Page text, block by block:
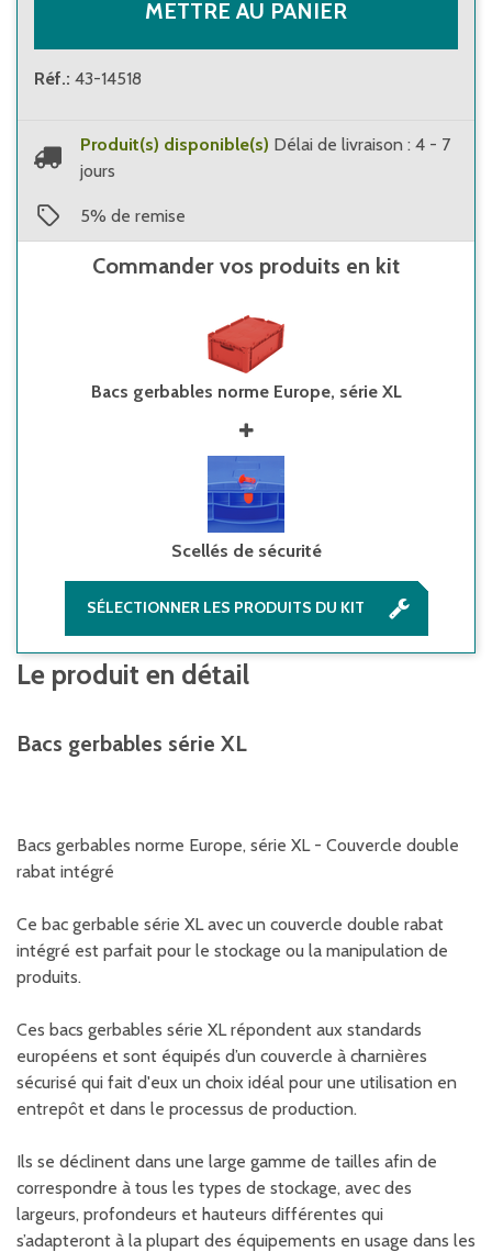
METTRE AU PANIER
Réf.: 43-14518
Produit(s) disponible(s) Délai de livraison : 4 - 7
jours
5% de remise
Commander vos produits en kit
Bacs gerbables norme Europe, série XL
Scellés de sécurité
SÉLECTIONNER LES PRODUITS DU KIT
Le produit en détail
Bacs gerbables série XL
Bacs gerbables norme Europe, série XL - Couvercle double
rabat intégré
Ce bac gerbable série XL avec un couvercle double rabat
intégré est parfait pour le stockage ou la manipulation de
produits.
Ces bacs gerbables série XL répondent aux standards
européens et sont équipés d’un couvercle à charnières
sécurisé qui fait d'eux un choix idéal pour une utilisation en
entrepôt et dans le processus de production.
Ils se déclinent dans une large gamme de tailles afin de
correspondre à tous les types de stockage, avec des
largeurs, profondeurs et hauteurs différentes qui
s’adapteront à la plupart des équipements en usage dans les